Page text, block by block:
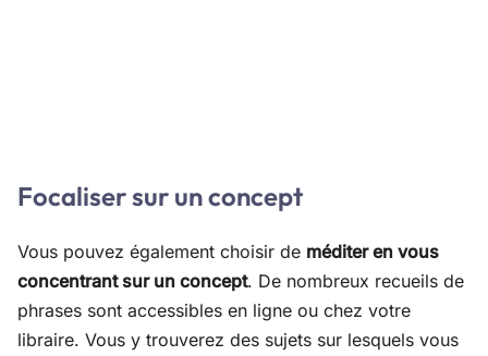
Focaliser sur un concept
Vous pouvez également choisir de méditer en vous
concentrant sur un concept. De nombreux recueils de
phrases sont accessibles en ligne ou chez votre
libraire. Vous y trouverez des sujets sur lesquels vous